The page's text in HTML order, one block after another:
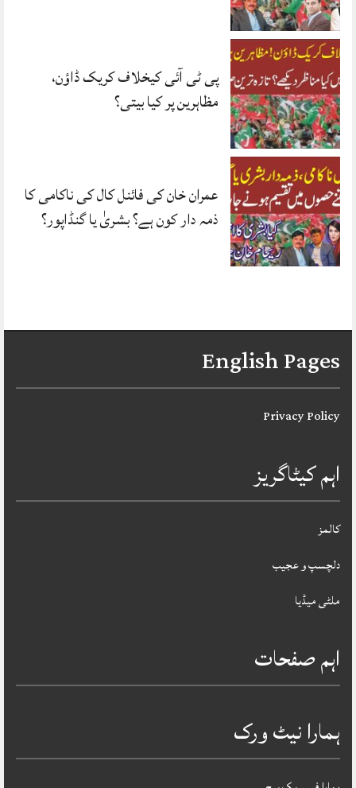
پی ٹی آئی کیخلاف کریک ڈاؤن،
مظاہرین پر کیا بیتی؟
عمران خان کی فائنل کال کی ناکامی کا
ذمہ دار کون ہے؟ بشریٰ یا گنڈاپور؟
English Pages
Privacy Policy
اہم کیٹاگریز
کالمز
دلچسپ و عجیب
ملٹی میڈیا
اہم صفحات
ہمارا نیٹ ورک